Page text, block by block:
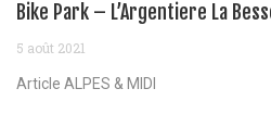
Bike Park – L’Argentiere La
5 août 2021
Article ALPES & MIDI